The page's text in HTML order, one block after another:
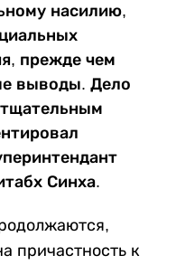
насилию,
прежде чем
выводы. Дело
Синха.
причастность к